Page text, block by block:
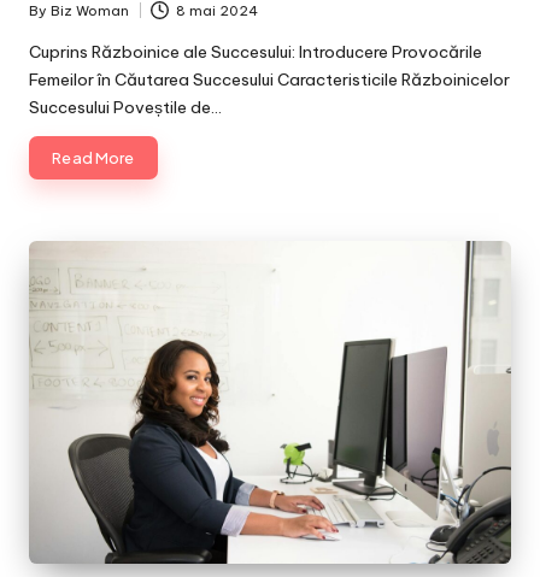
Posted
by
By Biz Woman 8 mai 2024
Cuprins Războinice ale Succesului: Introducere Provocările
Femeilor în Căutarea Succesului Caracteristicile Războinicelor
Succesului Poveștile de…
Read More